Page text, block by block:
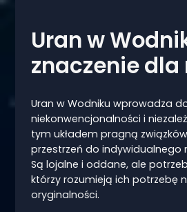
Uran w
znaczenie
Uran w Wodniku wprowadza
niekonwencjonalności i
tym układem pragną
przestrzeń do indywidualnego
Są lojalne i oddane, ale
którzy rozumieją ich potrzebę
oryginalności.